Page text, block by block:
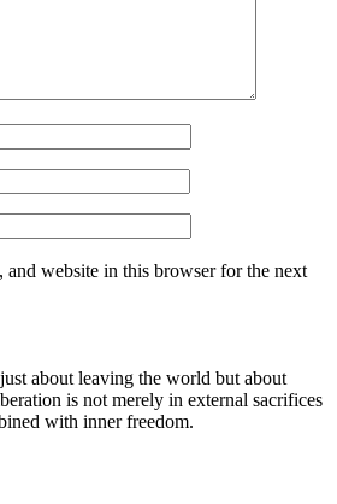
and website in this browser for the next
about leaving the world but about
is not merely in external sacrifices
with inner freedom.